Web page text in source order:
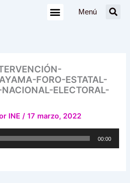
Menú
FORO-ESTATAL-
ELECTORAL-
INE/17 marzo, 2022
00:00